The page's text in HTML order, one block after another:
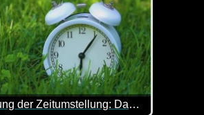
Abschaffung der Zeitumstellung: Das ist der aktuelle Stand